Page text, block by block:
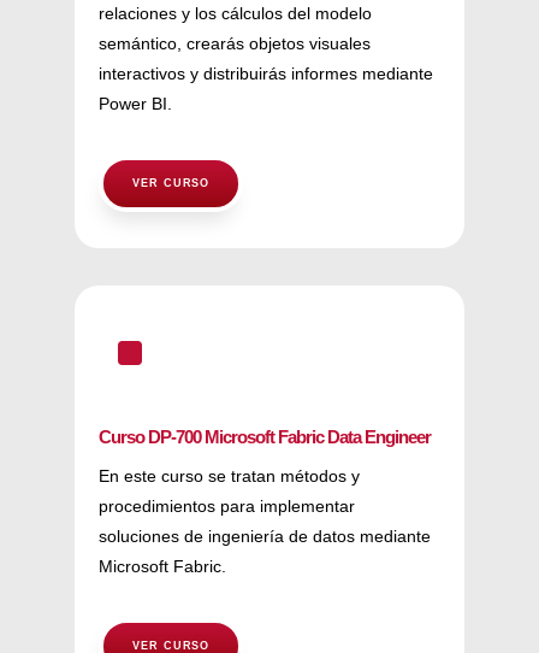
relaciones y los cálculos del modelo
semántico, crearás objetos visuales
interactivos y distribuirás informes mediante
Power BI.
VER CURSO
^
Curso DP-700 Microsoft Fabric Data Engineer
En este curso se tratan métodos y
procedimientos para implementar
soluciones de ingeniería de datos mediante
Microsoft Fabric.
VER CURSO